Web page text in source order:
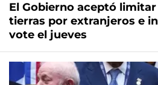
El Gobierno aceptó
tierras por extranjeros e
vote el jueves